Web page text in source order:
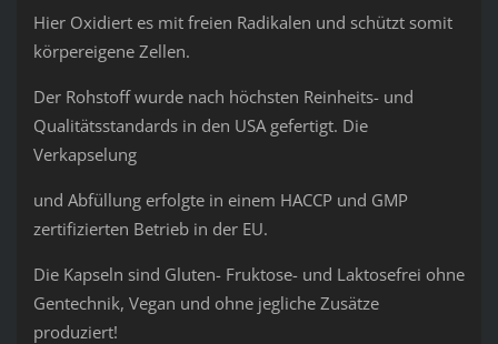
Hier Oxidiert es mit freien Radikalen und schützt somit
körpereigene Zellen.
Der Rohstoff wurde nach höchsten Reinheits- und
Qualitätsstandards in den USA gefertigt. Die
Verkapselung
und Abfüllung erfolgte in einem HACCP und GMP
zertifizierten Betrieb in der EU.
Die Kapseln sind Gluten- Fruktose- und Laktosefrei ohne
Gentechnik, Vegan und ohne jegliche Zusätze
produziert!